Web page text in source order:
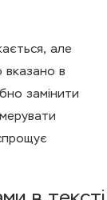
але
вказано в
замінити